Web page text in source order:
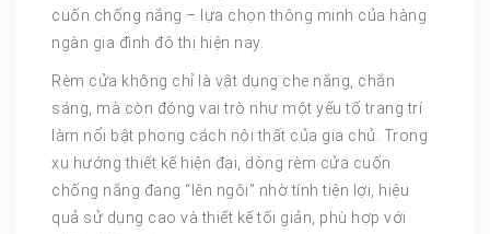
cuốn chống nắng – lựa chọn thông minh của hàng
ngàn gia đình đô thị hiện nay.
Rèm cửa không chỉ là vật dụng che nắng, chắn
sáng, mà còn đóng vai trò như một yếu tố trang trí
làm nổi bật phong cách nội thất của gia chủ. Trong
xu hướng thiết kế hiện đại, dòng rèm cửa cuốn
chống nắng đang “lên ngôi” nhờ tính tiện lợi, hiệu
quả sử dụng cao và thiết kế tối giản, phù hợp với